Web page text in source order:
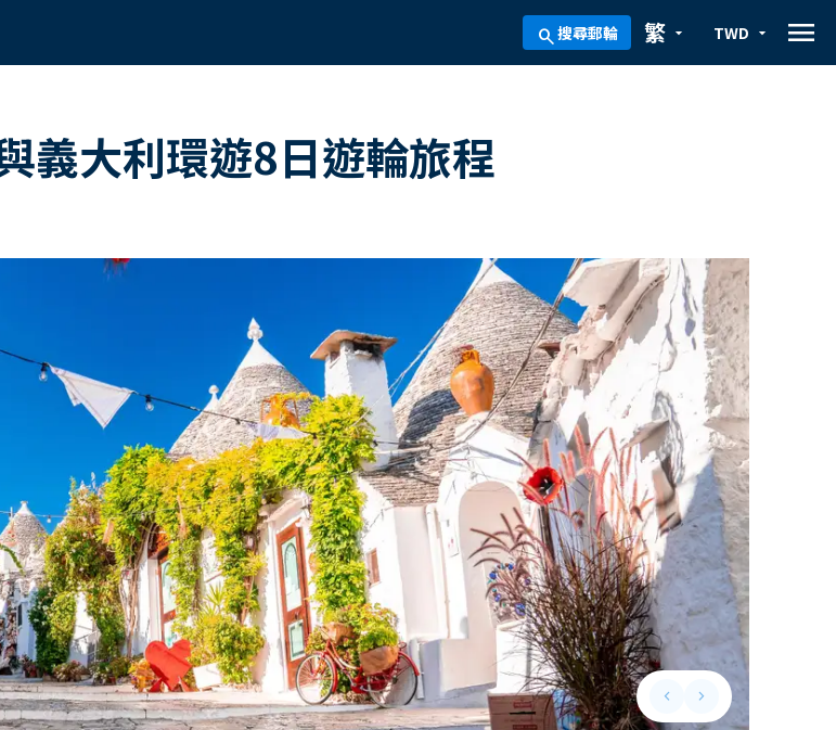
search搜尋郵輪 arrow_drop_down
繁 arrow_drop_down
TWD menu
義大利環遊8日遊輪旅程
keyboard_arrow_leftPrevious slide
keyboard_arrow_rightNext slide